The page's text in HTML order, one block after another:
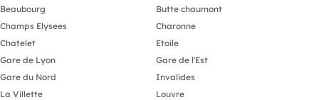
Beaubourg
Butte chaumont
Champs Elysees
Charonne
Chatelet
Etoile
Gare de Lyon
Gare de l'Est
Gare du Nord
Invalides
La Villette
Louvre